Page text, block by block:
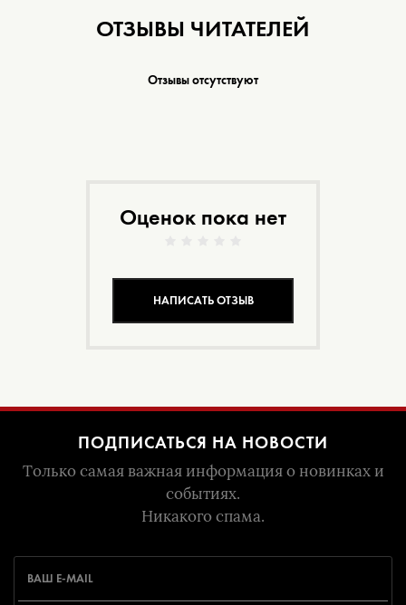
ОТЗЫВЫ ЧИТАТЕЛЕЙ
Отзывы отсутствуют
Оценок пока нет
НАПИСАТЬ ОТЗЫВ
ПОДПИСАТЬСЯ НА НОВОСТИ
Только самая важная информация о новинках и
событиях.
Никакого спама.